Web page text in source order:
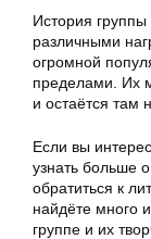
История
различными
огромной
пределами. Их
и остаётся там
Если вы
узнать больше
обратиться к
найдёте много
группе и их